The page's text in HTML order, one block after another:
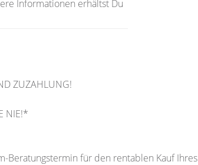
Informationen erhältst Du
ZUZAHLUNG!
NIE!*
Beratungstermin für den rentablen Kauf Ihres